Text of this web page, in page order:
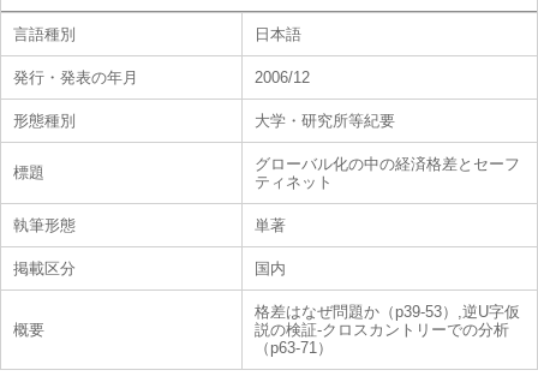
言語種別 日本語
発行・発表の年月 2006/12
形態種別 大学・研究所等紀要
標題
グローバル化の中の経済格差とセーフ
ティネット
執筆形態 単著
掲載区分 国内
概要
格差はなぜ問題か（p39-53）,逆U字仮
説の検証-クロスカントリーでの分析
（p63-71）